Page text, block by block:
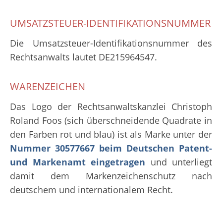
UMSATZSTEUER-IDENTIFIKATIONSNUMMER
Die Umsatzsteuer-Identifikationsnummer des
Rechtsanwalts lautet DE215964547.
WARENZEICHEN
Das Logo der Rechtsanwaltskanzlei Christoph
Roland Foos (sich überschneidende Quadrate in
den Farben rot und blau) ist als Marke unter der
Nummer 30577667 beim Deutschen Patent-
und Markenamt eingetragen und unterliegt
damit dem Markenzeichenschutz nach
deutschem und internationalem Recht.